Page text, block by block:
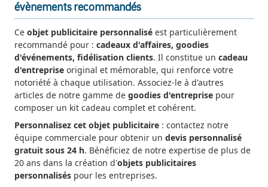
évènements recommandés
Ce objet publicitaire personnalisé est particulièrement
recommandé pour : cadeaux d'affaires, goodies
d'événements, fidélisation clients. Il constitue un cadeau
d'entreprise original et mémorable, qui renforce votre
notoriété à chaque utilisation. Associez-le à d'autres
articles de notre gamme de goodies d'entreprise pour
composer un kit cadeau complet et cohérent.
Personnalisez cet objet publicitaire : contactez notre
équipe commerciale pour obtenir un devis personnalisé
gratuit sous 24 h. Bénéficiez de notre expertise de plus de
20 ans dans la création d'objets publicitaires
personnalisés pour les entreprises.